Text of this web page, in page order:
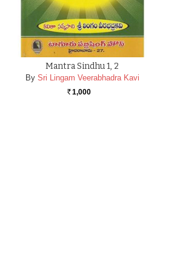
Mantra Sindhu 1, 2
By Sri Lingam Veerabhadra Kavi
Rs. 1,000